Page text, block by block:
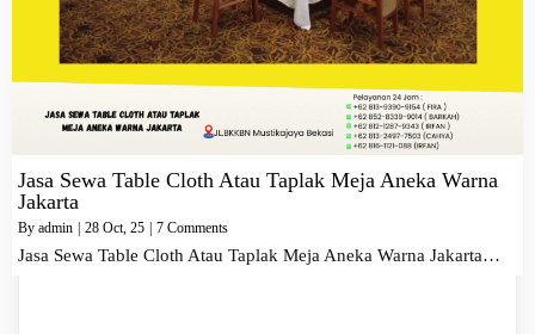
Jasa Sewa Table Cloth Atau Taplak Meja Aneka Warna
Jakarta
By admin 28 Oct, 25 7 Comments
Jasa Sewa Table Cloth Atau Taplak Meja Aneka Warna Jakarta…